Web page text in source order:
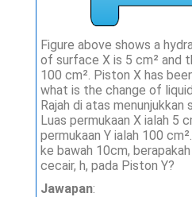
Figure above shows a
of surface X is 5 cm² and
100 cm². Piston X has
what is the change of
Rajah di atas menunjukkan
Luas permukaan X ialah 5
permukaan Y ialah 100
ke bawah 10cm,
cecair, h, pada Piston Y?
Jawapan: